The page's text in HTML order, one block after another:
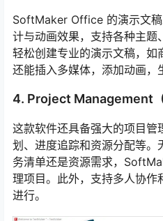
SoftMaker Office 的演示文
计与动画效果，支持各种主题
轻松创建专业的演示文稿，如
还能插入多媒体，添加动画，
4. Project Management（
这款软件还具备强大的项目管
划、进度追踪和资源分配等。
务清单还是资源需求，
理项目。此外，支持多人协作
进行。